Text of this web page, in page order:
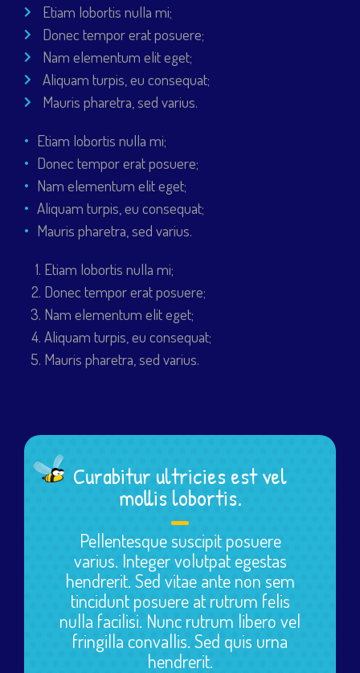
Etiam lobortis nulla mi;
Donec tempor erat posuere;
Nam elementum elit eget;
Aliquam turpis, eu consequat;
Mauris pharetra, sed varius.
Etiam lobortis nulla mi;
Donec tempor erat posuere;
Nam elementum elit eget;
Aliquam turpis, eu consequat;
Mauris pharetra, sed varius.
Etiam lobortis nulla mi;
Donec tempor erat posuere;
Nam elementum elit eget;
Aliquam turpis, eu consequat;
Mauris pharetra, sed varius.
Curabitur ultricies est vel
mollis lobortis.
Pellentesque suscipit posuere
varius. Integer volutpat egestas
hendrerit. Sed vitae ante non sem
tincidunt posuere at rutrum felis
nulla facilisi. Nunc rutrum libero vel
fringilla convallis. Sed quis urna
hendrerit.